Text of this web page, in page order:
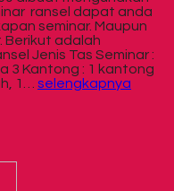
ransel dapat anda
seminar. Maupun
Berikut adalah
Jenis Tas Seminar :
3 Kantong : 1 kantong
1… selengkapnya